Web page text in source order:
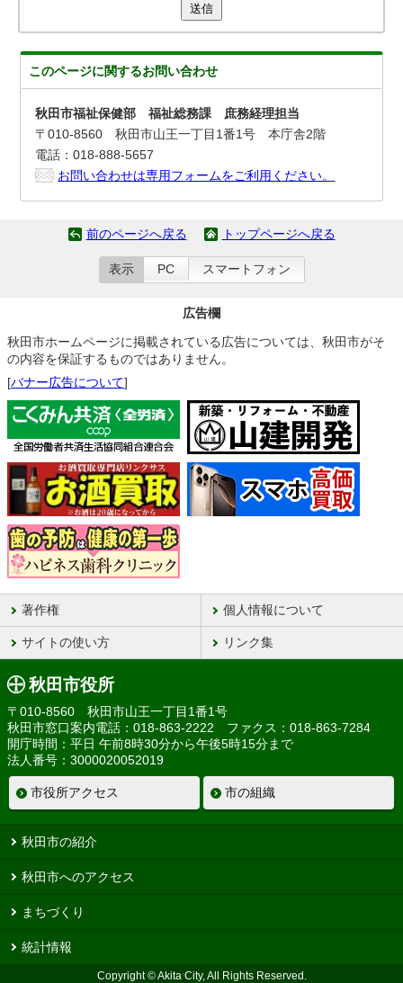
送信
このページに関するお問い合わせ
秋田市福祉保健部 福祉総務課 庶務経理担当
〒010-8560 秋田市山王一丁目1番1号 本庁舎2階
電話：018-888-5657
お問い合わせは専用フォームをご利用ください。
前のページへ戻る トップページへ戻る
表示 PC スマートフォン
広告欄
秋田市ホームページに掲載されている広告については、秋田市がそ
の内容を保証するものではありません。
[バナー広告について]
著作権 個人情報について
サイトの使い方 リンク集
秋田市役所
〒010-8560 秋田市山王一丁目1番1号
秋田市窓口案内電話：018-863-2222 ファクス：018-863-7284
開庁時間：平日 午前8時30分から午後5時15分まで
法人番号：3000020052019
市役所アクセス 市の組織
秋田市の紹介
秋田市へのアクセス
まちづくり
統計情報
Copyright © Akita City, All Rights Reserved.